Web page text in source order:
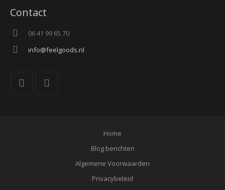
Contact
06 41 99 65 70
info@feelgoods.nl
Home
Blog berichten
Algemene Voorwaarden
Privacybeleid